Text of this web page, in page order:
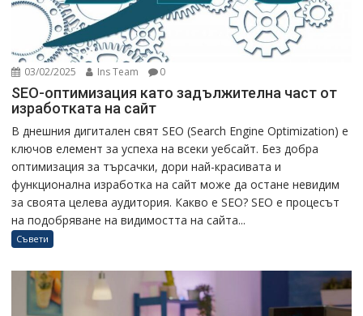
03/02/2025 Ins Team 0
SEO-оптимизация като задължителна част от
изработката на сайт
В днешния дигитален свят SEO (Search Engine Optimization) е
ключов елемент за успеха на всеки уебсайт. Без добра
оптимизация за търсачки, дори най-красивата и
функционална изработка на сайт може да остане невидим
за своята целева аудитория. Какво е SEO? SEO е процесът
на подобряване на видимостта на сайта...
Съвети